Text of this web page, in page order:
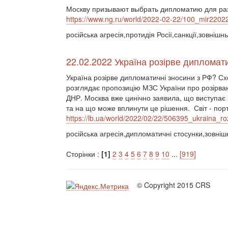
Москву призывают выбрать дипломатию для
https://www.ng.ru/world/2022-02-22/
російська агресія,протидія
22.02.2022 Україна розірве
Україна розірве дипломатичні зносини з РФ?
розглядає пропозицію МЗС України про
ДНР. Москва вже цинічно заявила, що виступає
та на що може вплинути це рішення. Світ -
https://lb.ua/world/2022/02/22/
російська агресія,дипломатичні
Сторінки : [1] 2 3 4 5 6 7 8 9 10 ... [919]
© Copyright 2015 CRS